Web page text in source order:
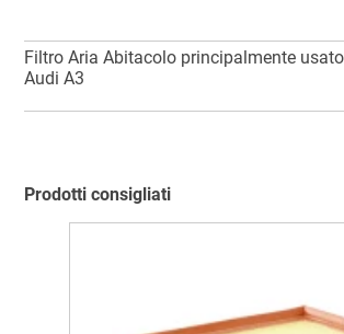
Filtro Aria Abitacolo principalmente
Audi A3
Prodotti consigliati